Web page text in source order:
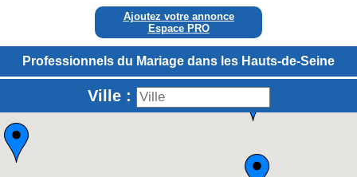
Ajoutez votre annonce
Espace PRO
Professionnels du Mariage dans les Hauts-de-Seine
Ville :